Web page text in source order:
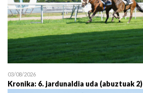
03/08/2026
Kronika: 6. jardunaldia uda (abuztuak 2)